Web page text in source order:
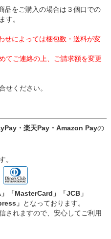
品をご購入の場合は３個口での
す。
せによっては梱包数・送料が変
てご連絡の上、ご請求額を変更
せください。
・楽天Pay・Amazon Payの
。
」「MasterCard」「JCB」
」 となっております。
されますので、安心してご利用